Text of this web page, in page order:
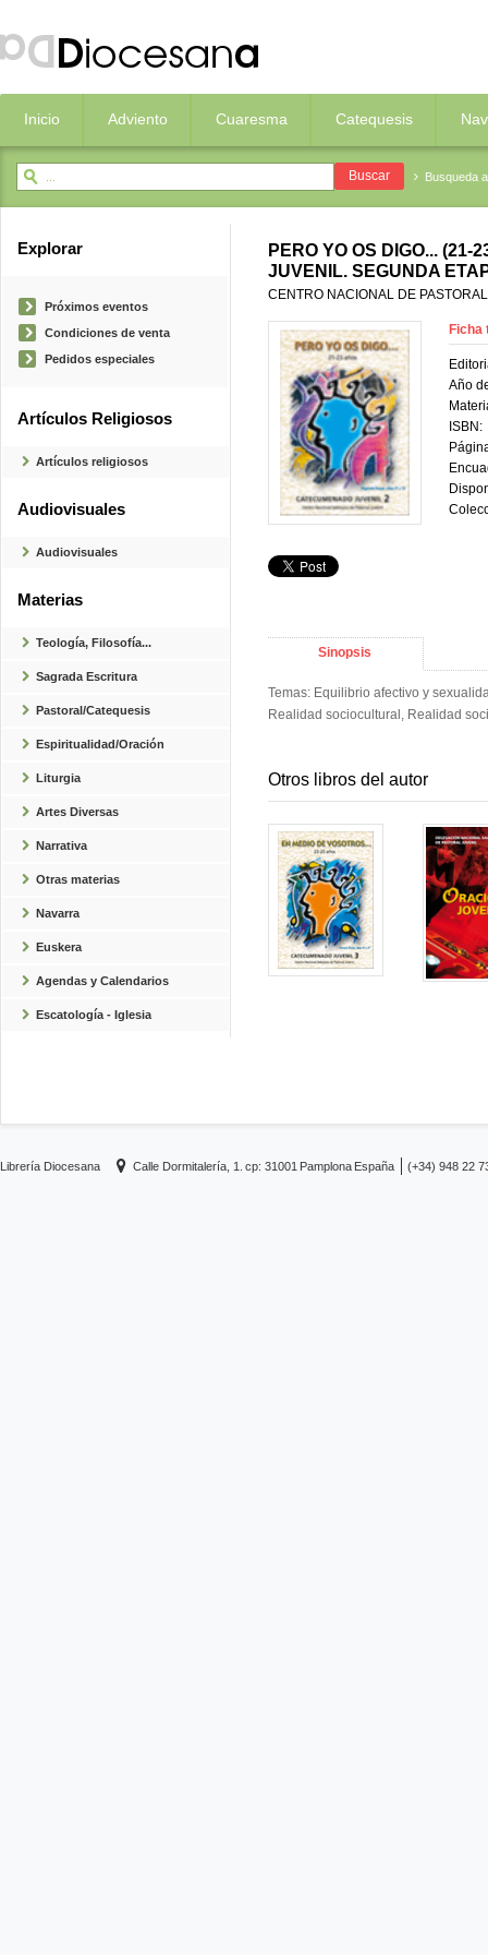
Inicio Adviento Cuaresma Catequesis
Busqueda
Explorar
Próximos eventos
Condiciones de venta
Pedidos especiales
Artículos Religiosos
Artículos religiosos
Audiovisuales
Audiovisuales
Materias
Teología, Filosofía...
Sagrada Escritura
Pastoral/Catequesis
Espiritualidad/Oración
Liturgia
Artes Diversas
Narrativa
Otras materias
Navarra
Euskera
Agendas y Calendarios
Escatología - Iglesia
PERO YO OS DIGO... (21-
JUVENIL. SEGUNDA
CENTRO NACIONAL DE
Ficha
Año
ISBN:
Sinopsis
Temas: Equilibrio afectivo y
Realidad sociocultural, Realidad
Otros libros del autor
Librería Diocesana Calle Dormitalería, 1. cp: 31001 Pamplona España (+34) 948 22